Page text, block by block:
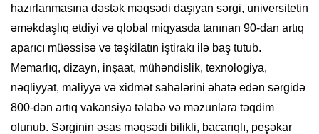
hazırlanmasına dəstək məqsədi daşıyan sərgi, universitetin
əməkdaşlıq etdiyi və qlobal miqyasda tanınan 90-dan artıq
aparıcı müəssisə və təşkilatın iştirakı ilə baş tutub.
Memarlıq, dizayn, inşaat, mühəndislik, texnologiya,
nəqliyyat, maliyyə və xidmət sahələrini əhatə edən sərgidə
800-dən artıq vakansiya tələbə və məzunlara təqdim
olunub. Sərginin əsas məqsədi bilikli, bacarıqlı, peşəkar